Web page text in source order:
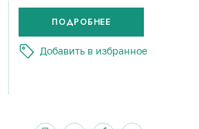
Добавить в избранное